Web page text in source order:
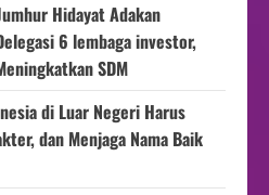
Hidayat Adakan
6 lembaga investor,
SDM
di Luar Negeri Harus
dan Menjaga Nama Baik